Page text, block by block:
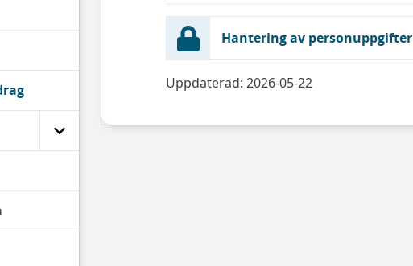
Hantering av personuppgifter
Uppdaterad: 2026-05-22